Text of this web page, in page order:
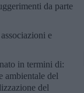
da parte
e
in termini di:
ambientale del
del